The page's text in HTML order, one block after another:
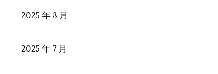
2025 年 8 月
2025 年 7 月